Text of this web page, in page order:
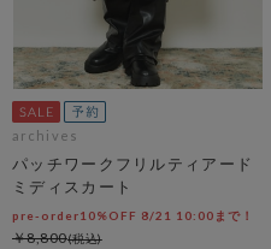
archives
パッチワークフリルティアード
ミディスカート
pre-order10%OFF 8/21 10:00まで！
￥8,800